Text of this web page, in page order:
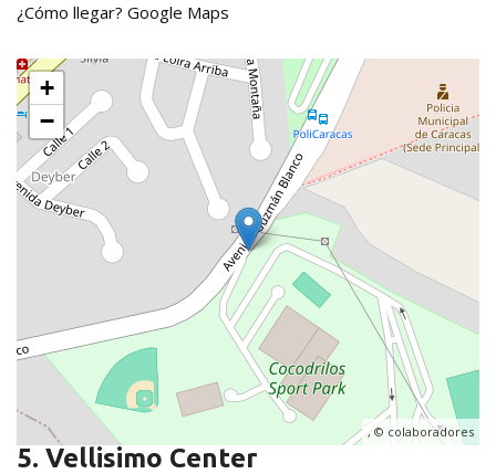
¿Cómo llegar? Google Maps
+
−
, © colaboradores
5. Vellisimo Center